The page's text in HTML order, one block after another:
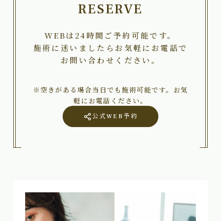
RESERVE
WEBは24時間ご予約可能です。
施術に迷いましたらお気軽にお電話で
お問い合わせください。
※空きがある場合当日でも施術可能です。お気
軽にお電話ください。
公式WEB予約